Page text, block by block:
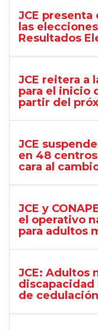
JCE
las
Resultados
JCE reitera a
para el inicio
partir del
JCE
en 48
cara al
JCE y
el operativo
para adultos
JCE: Adultos
discapacidad
de